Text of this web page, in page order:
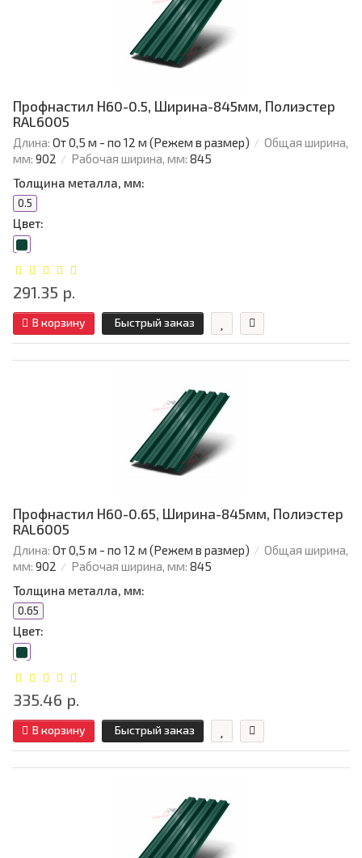
Профнастил Н60-0.5, Ширина-845мм, Полиэстер
RAL6005
Длина: От 0,5 м - по 12 м (Режем в размер)
Общая ширина,
мм: 902 Рабочая ширина, мм: 845
Толщина металла, мм:
0.5
Цвет:
291.35 р.
В корзину Быстрый заказ
Профнастил Н60-0.65, Ширина-845мм, Полиэстер
RAL6005
Длина: От 0,5 м - по 12 м (Режем в размер)
Общая ширина,
мм: 902 Рабочая ширина, мм: 845
Толщина металла, мм:
0.65
Цвет:
335.46 р.
В корзину Быстрый заказ